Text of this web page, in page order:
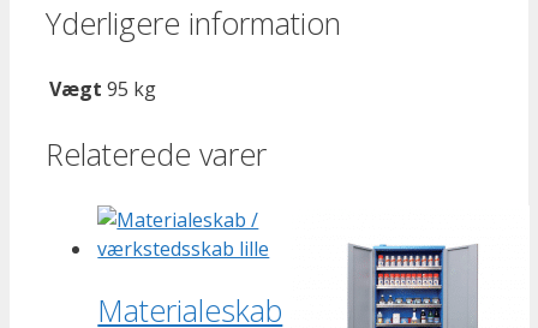
Yderligere information
Vægt 95 kg
Relaterede varer
Materialeskab